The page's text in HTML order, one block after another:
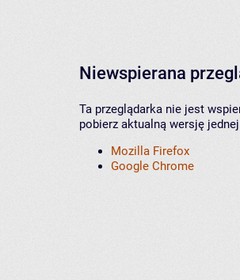
Niewspierana
Ta przeglądarka nie jest
pobierz aktualną wersję
Mozilla Firefox
Google Chrome